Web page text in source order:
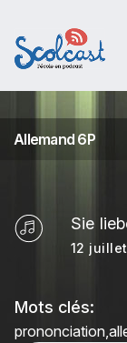
Allemand 6P
Sie
12
Mots clés:
prononciation